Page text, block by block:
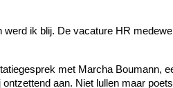
werd ik blij. De vacature HR
met Marcha Boumann,
aan. Niet lullen maar